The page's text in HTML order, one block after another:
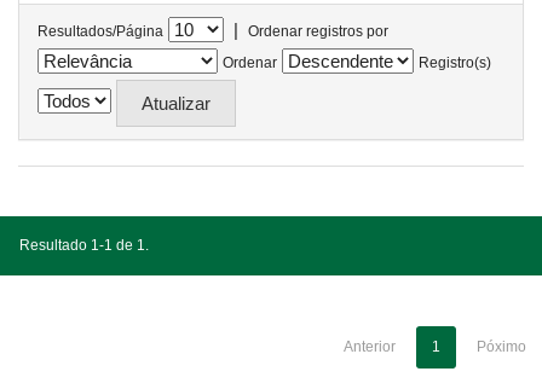
Resultados/Página |
Ordenar registros por
Ordenar
Registro(s)
Resultado 1-1 de 1.
Anterior 1 Póximo